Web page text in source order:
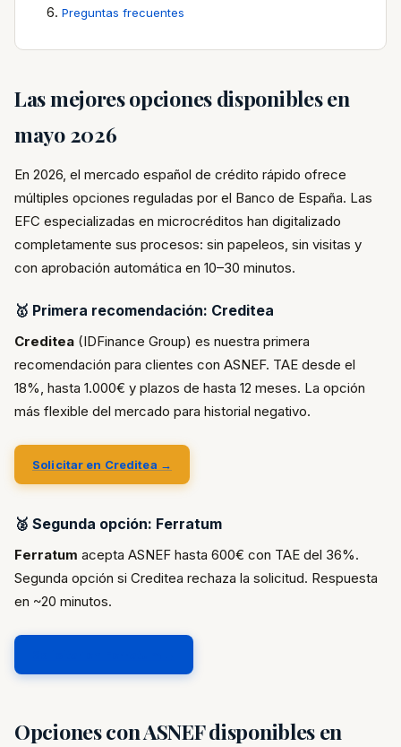
Preguntas frecuentes
Las mejores opciones disponibles en
mayo 2026
En 2026, el mercado español de crédito rápido ofrece
múltiples opciones reguladas por el Banco de España. Las
EFC especializadas en microcréditos han digitalizado
completamente sus procesos: sin papeleos, sin visitas y
con aprobación automática en 10–30 minutos.
🥇 Primera recomendación: Creditea
Creditea (IDFinance Group) es nuestra primera
recomendación para clientes con ASNEF. TAE desde el
18%, hasta 1.000€ y plazos de hasta 12 meses. La opción
más flexible del mercado para historial negativo.
Solicitar en Creditea →
🥈 Segunda opción: Ferratum
Ferratum acepta ASNEF hasta 600€ con TAE del 36%.
Segunda opción si Creditea rechaza la solicitud. Respuesta
en ~20 minutos.
Opciones con ASNEF disponibles en